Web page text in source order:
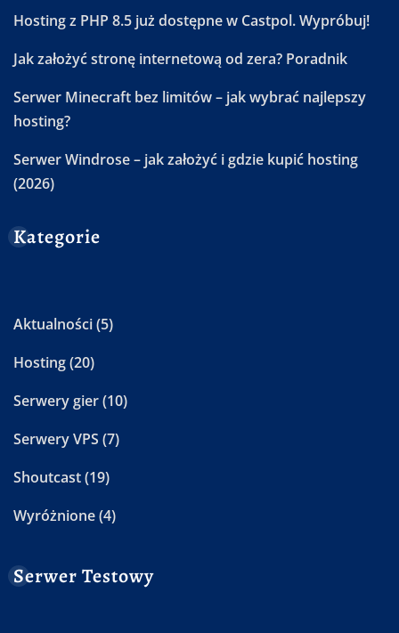
Hosting z PHP 8.5 już dostępne w Castpol. Wypróbuj!
Jak założyć stronę internetową od zera? Poradnik
Serwer Minecraft bez limitów – jak wybrać najlepszy
hosting?
Serwer Windrose – jak założyć i gdzie kupić hosting
(2026)
Kategorie
Aktualności(5)
Hosting(20)
Serwery gier(10)
Serwery VPS (7)
Shoutcast(19)
Wyróżnione(4)
Serwer Testowy